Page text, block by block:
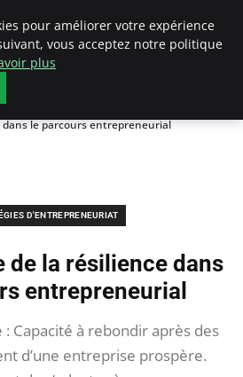
dans le parcours entrepreneurial
D'ENTREPRENEURIAT
de la résilience dans
entrepreneurial
: Capacité à rebondir après des
d’une entreprise prospère.
pour améliorer votre expérience
vous acceptez notre politique
plus